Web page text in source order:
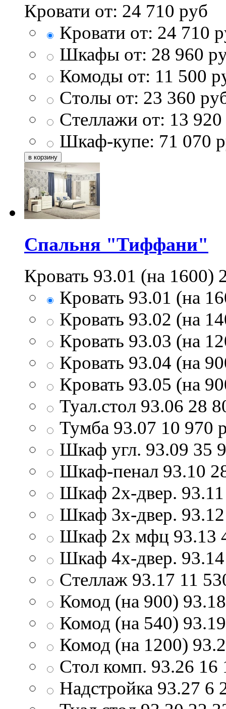
Кровати от: 24 710 руб
Кровати от: 24 710
Шкафы от: 28 960
Комоды от: 11 500
Столы от: 23 360
Стеллажи от: 13 920
Шкаф-купе: 71 070
Спальня "Тиффани"
Кровать 93.01 (на 1600)
Кровать 93.01 (на
Кровать 93.02 (на
Кровать 93.03 (на
Кровать 93.04 (на
Кровать 93.05 (на
Туал.стол 93.06 28
Тумба 93.07 10 970
Шкаф угл. 93.09 35
Шкаф-пенал 93.10
Шкаф 2х-двер. 93.11
Шкаф 3х-двер. 93.12
Шкаф 2х мфц 93.13
Шкаф 4х-двер. 93.14
Стеллаж 93.17 11
Комод (на 900) 93.18
Комод (на 540) 93.19
Комод (на 1200)
Стол комп. 93.26 16
Надстройка 93.27 6